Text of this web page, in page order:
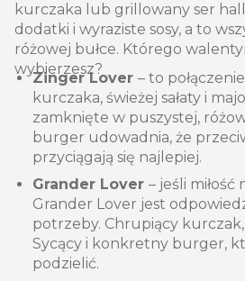
kurczaka lub grillowany ser
dodatki i wyraziste sosy, a to
różowej bułce. Którego
wybierzesz?
Zinger Lover – to
kurczaka, świeżej sałaty i
zamknięte w puszystej,
burger udowadnia, że
przyciągają się najlepiej.
Grander Lover – jeśli
Grander Lover jest
potrzeby. Chrupiący
Sycący i konkretny burger,
podzielić.